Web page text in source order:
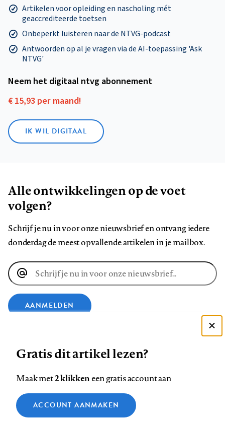
Artikelen voor opleiding en nascholing mét
geaccrediteerde toetsen
Onbeperkt luisteren naar de NTVG-podcast
Antwoorden op al je vragen via de AI-toepassing 'Ask
NTVG'
Neem het digitaal ntvg abonnement
€ 15,93 per maand!
IK WIL DIGITAAL
Alle ontwikkelingen op de voet
volgen?
Schrijf je nu in voor onze nieuwsbrief en ontvang iedere
donderdag de meest opvallende artikelen in je mailbox.
E-
mailadres
AANMELDEN
op
Facebook
op
LinkedIn
op
Bluesky
ons
op
InstagramYouTube
Footer
Contact Colofon Disclaimer Privacy
Medische vragen verdienen
Zie onze cookie policy
Analytische cookies
Gratis dit artikel lezen?
Maak met2 klikkeneen gratis account aan
ACCOUNT AANMAKEN